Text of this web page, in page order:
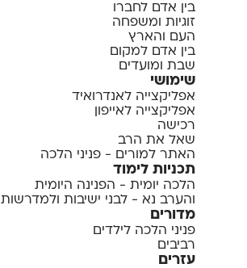
בין אדם לחברו
זוגיות ומשפחה
העם והארץ
בין אדם למקום
שבת ומועדים
שימושי
אפליקצייה לאנדרואיד
אפליקצייה לאייפון
רכישה
שאל את הרב
האתר למורים - פניני הלכה
תכניות לימוד
הלכה יומית - הפנינה היומית
והערב נא - לבני ישיבות ולמדרשות
מדורים
פניני הלכה לילדים
רביבים
עזרים